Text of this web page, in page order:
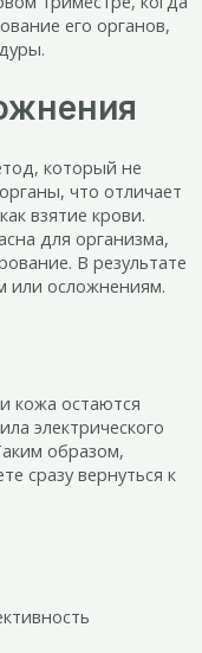
его органов,
который не
что отличает
взятие крови.
для организма,
В результате
или осложнениям.
кожа остаются
электрического
образом,
сразу вернуться к